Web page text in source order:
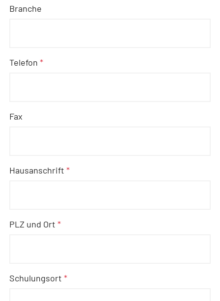
Branche
Telefon*
Fax
Hausanschrift*
PLZ und Ort*
Schulungsort*